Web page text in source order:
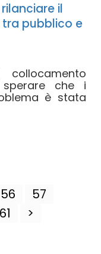
il
pubblico e
che i
è stata
56
57
61 >